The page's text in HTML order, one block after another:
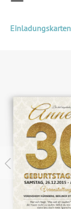
Einladungskarten